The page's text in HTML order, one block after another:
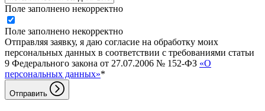
Поле заполнено некорректно
Поле заполнено некорректно
Отправляя заявку, я даю согласие на обработку моих
персональных данных в соответствии с требованиями статьи
9 Федерального закона от 27.07.2006 № 152-ФЗ «О
персональных данных»*
Отправить